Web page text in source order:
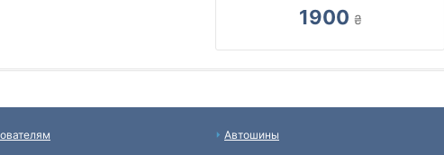
1900 ₴
Автошины